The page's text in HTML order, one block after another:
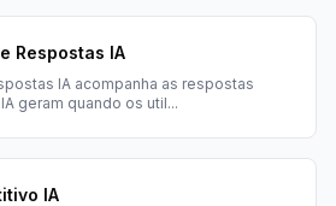
Respostas IA
IA acompanha as respostas
geram quando os util...
IA